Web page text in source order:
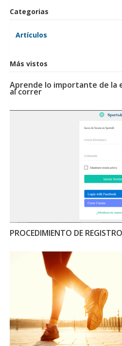
Categorias
Artículos
Más vistos
Aprende lo importante de la
al correr
PROCEDIMIENTO DE